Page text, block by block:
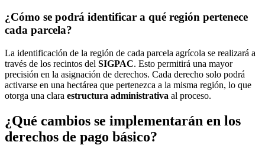
¿Cómo se podrá identificar a qué región pertenece
cada parcela?
La identificación de la región de cada parcela agrícola se realizará a
través de los recintos del SIGPAC. Esto permitirá una mayor
precisión en la asignación de derechos. Cada derecho solo podrá
activarse en una hectárea que pertenezca a la misma región, lo que
otorga una clara estructura administrativa al proceso.
¿Qué cambios se implementarán en los
derechos de pago básico?